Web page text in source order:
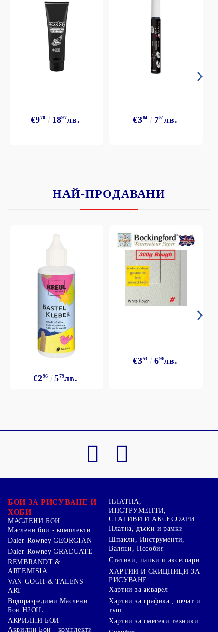
€970 1897лв. €384 751лв.
НАЙ-ПРОДАВАНИ
€296 579лв.
€353 690лв.
БОИ ЗА РИСУВАНЕ И
ХОБИ
МАСЛЕНИ БОИ
Маслени бои - комплекти
Daler-Rowney GEORGIAN
Daler-Rowney GRADUATE
REMBRANDT &
ARTEMISIA
VAN GOGH & TALENS
ART
Водоразредими Маслени
Бои H2OIL
АКРИЛНИ БОИ
Акрилни Бои - комплекти
ПЛАТНА,
ИНСТРУМЕНТИ,
СТАТИВИ И АКСЕСОАРИ
Платна, дъски и рамки
Шпакли, Инструменти,
Валяци, Пособия
Стативи, папки и аксесоари
ХАРТИИ И СКИЦНИЦИ ЗА
РИСУВАНЕ
Хартии за акварел
Хартии за графика , печат и
туш
Хартии за смесени техники